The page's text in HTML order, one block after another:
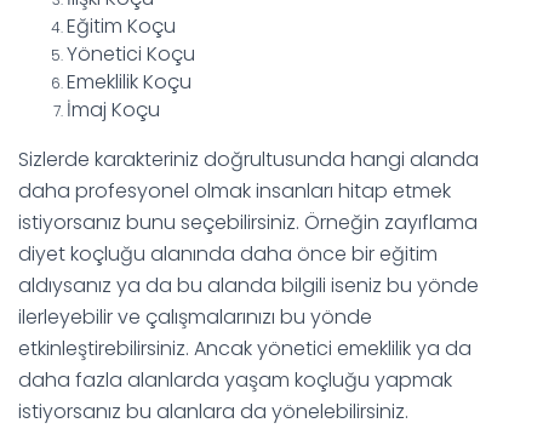
Eğitim Koçu
Yönetici Koçu
Emeklilik Koçu
İmaj Koçu
Sizlerde karakteriniz doğrultusunda hangi alanda
daha profesyonel olmak insanları hitap etmek
istiyorsanız bunu seçebilirsiniz. Örneğin zayıflama
diyet koçluğu alanında daha önce bir eğitim
aldıysanız ya da bu alanda bilgili iseniz bu yönde
ilerleyebilir ve çalışmalarınızı bu yönde
etkinleştirebilirsiniz. Ancak yönetici emeklilik ya da
daha fazla alanlarda yaşam koçluğu yapmak
istiyorsanız bu alanlara da yönelebilirsiniz.